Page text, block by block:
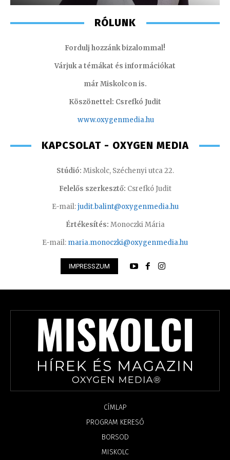
RÓLUNK
Fordulj hozzánk bizalommal!
Várjuk a témákat és információkat
már Miskolcon is.
Köszönettel: Csrefkó Judit
www.oxygenmedia.hu
KAPCSOLAT - OXYGEN MEDIA
Stúdió: Miskolc, Széchenyi utca 22.
Felelős szerkesztő: Csrefkó Judit
E-mail:judit.balint@oxygenmedia.hu
Értékesítés: Monoczki Mária
E-mail: maria.monoczki@oxygenmedia.hu
IMPRESSZUM
CÍMLAP
PROGRAM KERESŐ
BORSOD
MISKOLC